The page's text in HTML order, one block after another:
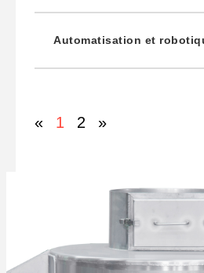
Automatisation et
« 1 2 »